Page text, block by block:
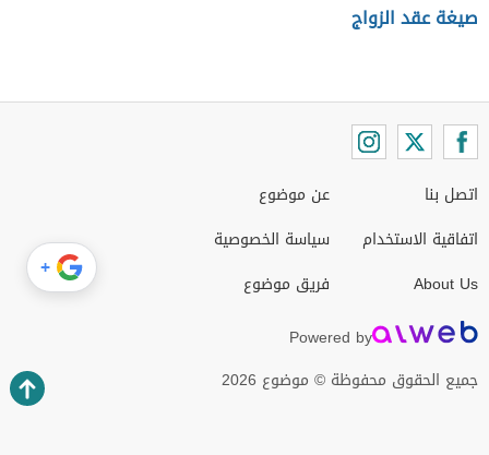
صيغة عقد الزواج
اتصل بنا
اتفاقية الاستخدام
About Us
عن موضوع
سياسة الخصوصية
فريق موضوع
Powered by
جميع الحقوق محفوظة © موضوع 2026
+